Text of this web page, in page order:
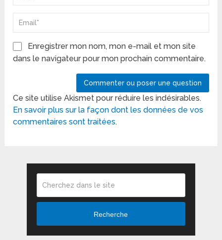
Enregistrer mon nom, mon e-mail et mon site
dans le navigateur pour mon prochain commentaire.
Ce site utilise Akismet pour réduire les indésirables.
En savoir plus sur la façon dont les données de vos
commentaires sont traitées.
Recherche